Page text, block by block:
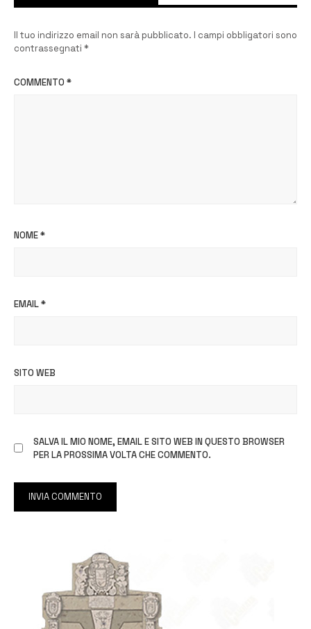
Il tuo indirizzo email non sarà pubblicato. I campi obbligatori sono
contrassegnati *
COMMENTO *
NOME*
EMAIL*
SITO WEB
SALVA IL MIO NOME, EMAIL E SITO WEB IN QUESTO BROWSER
PER LA PROSSIMA VOLTA CHE COMMENTO.